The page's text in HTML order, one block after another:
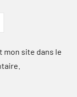
mon site dans le